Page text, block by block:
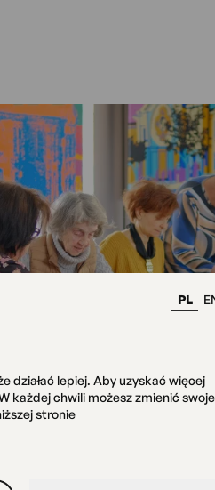
PL
działać lepiej. Aby uzyskać więcej
każdej chwili możesz zmienić swoje
stronie